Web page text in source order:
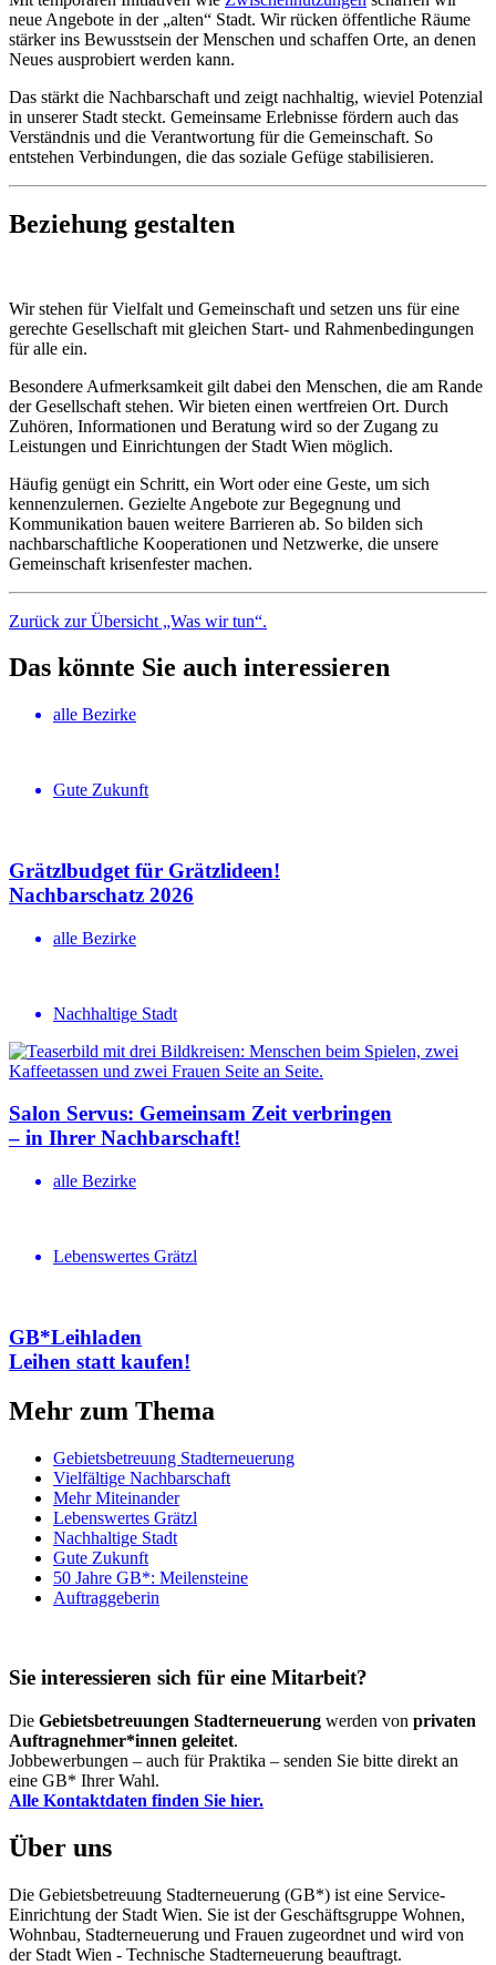
neue Angebote in der „alten“ Stadt. Wir rücken öffentliche Räume
stärker ins Bewusstsein der Menschen und schaffen Orte, an denen
Neues ausprobiert werden kann.
Das stärkt die Nachbarschaft und zeigt nachhaltig, wieviel Potenzial
in unserer Stadt steckt. Gemeinsame Erlebnisse fördern auch das
Verständnis und die Verantwortung für die Gemeinschaft. So
entstehen Verbindungen, die das soziale Gefüge stabilisieren.
Beziehung gestalten
Wir stehen für Vielfalt und Gemeinschaft und setzen uns für eine
gerechte Gesellschaft mit gleichen Start- und Rahmenbedingungen
für alle ein.
Besondere Aufmerksamkeit gilt dabei den Menschen, die am Rande
der Gesellschaft stehen. Wir bieten einen wertfreien Ort. Durch
Zuhören, Informationen und Beratung wird so der Zugang zu
Leistungen und Einrichtungen der Stadt Wien möglich.
Häufig genügt ein Schritt, ein Wort oder eine Geste, um sich
kennenzulernen. Gezielte Angebote zur Begegnung und
Kommunikation bauen weitere Barrieren ab. So bilden sich
nachbarschaftliche Kooperationen und Netzwerke, die unsere
Gemeinschaft krisenfester machen.
Zurück zur Übersicht „Was wir tun“.
Das könnte Sie auch interessieren
alle Bezirke
Gute Zukunft
Grätzlbudget für Grätzlideen!
Nachbar­schatz 2026
alle Bezirke
Nachhaltige Stadt
Salon Servus: Gemeinsam Zeit verbringen
– in Ihrer Nachbar­schaft!
alle Bezirke
Lebenswertes Grätzl
GB*Leihladen
Leihen statt kaufen!
Mehr zum Thema
Gebietsbetreuung Stadterneuerung
Vielfältige Nachbarschaft
Mehr Miteinander
Lebenswertes Grätzl
Nachhaltige Stadt
Gute Zukunft
50 Jahre GB*: Meilensteine
Auftraggeberin
Sie interessieren sich für eine Mitarbeit?
Die Gebietsbetreuungen Stadterneuerung werden von privaten
Auftragnehmer*innen geleitet.
Jobbewerbungen – auch für Praktika – senden Sie bitte direkt an
eine GB* Ihrer Wahl.
Alle Kontaktdaten finden Sie hier.
Über uns
Die Gebietsbetreuung Stadterneuerung (GB*) ist eine Service-
Einrichtung der Stadt Wien. Sie ist der Geschäfts­gruppe Wohnen,
Wohnbau, Stadt­erneuerung und Frauen zugeordnet und wird von
der Stadt Wien - Technische Stadterneuerung beauftragt.